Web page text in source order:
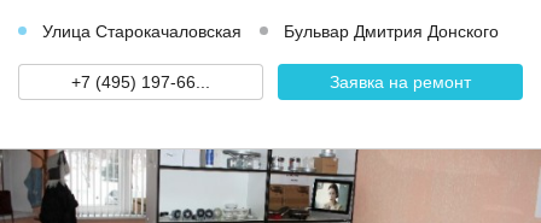
Улица Старокачаловская Бульвар Дмитрия Донского
+7 (495) 197-66... Заявка на ремонт